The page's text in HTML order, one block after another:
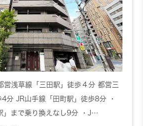
22.64㎡
詳しく見る
501 5階 7,990円～/日
1R
25.84㎡
営浅草線「三田駅」徒歩４分 都営三
分 JR山手線「田町駅」徒歩8分 ・
」まで乗り換えなし9分 ・J…